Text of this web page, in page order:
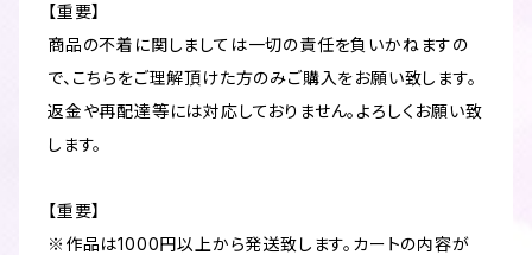
【重要】
商品の不着に関しましては一切の責任を負いかねますの
で、こちらをご理解頂けた方のみご購入をお願い致します。
返金や再配達等には対応しておりません。よろしくお願い致
します。
【重要】
※作品は1000円以上から発送致します。カートの内容が